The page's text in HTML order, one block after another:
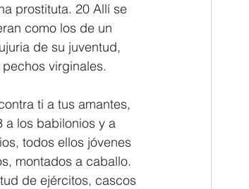
prostituta. 20 Allí se
como los de un
de su juventud,
virginales.
ti a tus amantes,
a los babilonios y a
todos ellos jóvenes
montados a caballo.
de ejércitos, cascos